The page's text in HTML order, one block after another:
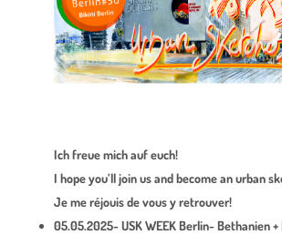
Ich freue mich auf euch!
I hope you’ll join us and become an urban
Je me réjouis de vous y retrouver!
05.05.2025- USK WEEK Berlin- Bethanien +